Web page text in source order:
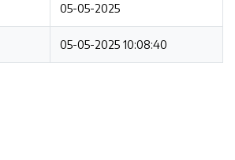
05-05-2025
05-05-2025 10:08:40